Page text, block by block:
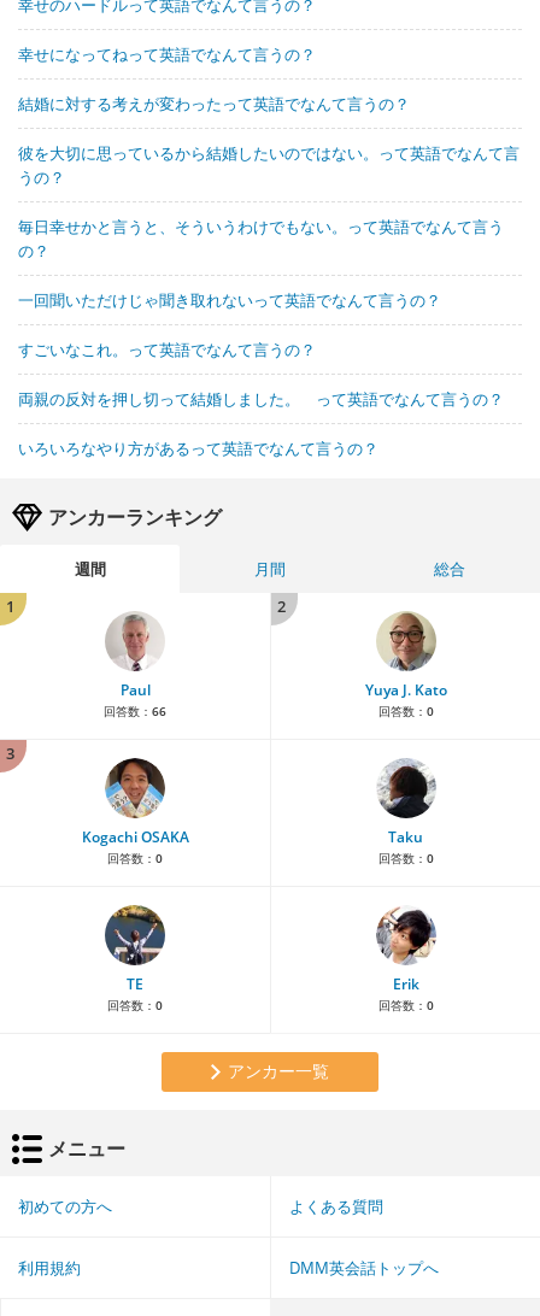
幸せになってねって英語でなんて言うの？
結婚に対する考えが変わったって英語でなんて言うの？
彼を大切に思っているから結婚したいのではない。って英語でなんて言
うの？
毎日幸せかと言うと、そういうわけでもない。って英語でなんて言う
の？
一回聞いただけじゃ聞き取れないって英語でなんて言うの？
すごいなこれ。って英語でなんて言うの？
両親の反対を押し切って結婚しました。 って英語でなんて言うの？
いろいろなやり方があるって英語でなんて言うの？
アンカーランキング
週間 月間
総合
1
Paul
回答数： 66
2
Yuya J. Kato
回答数： 0
3
Kogachi OSAKA
回答数： 0
Taku
回答数： 0
TE
回答数： 0
Erik
回答数： 0
アンカー一覧
メニュー
初めての方へ よくある質問
利用規約 DMM英会話トップへ